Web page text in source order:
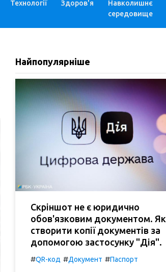
Технології Здоров'я
Навколишнє
середовище
Найпопулярніше
Скріншот не є юридично
обов'язковим документом. Як
створити копії документів за
допомогою застосунку "Дія".
#QR-код #Документ #Паспорт